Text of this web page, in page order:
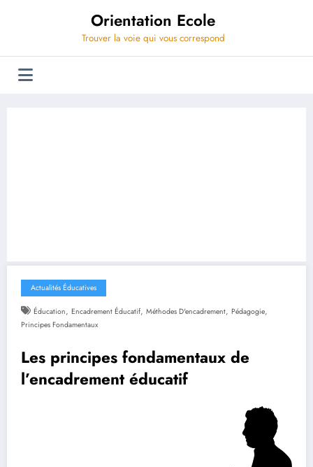
Orientation Ecole
Trouver la voie qui vous correspond
Actualités Éducatives
Éducation, Encadrement Éducatif, Méthodes D'encadrement, Pédagogie,
Principes Fondamentaux
Les principes fondamentaux de
l’encadrement éducatif